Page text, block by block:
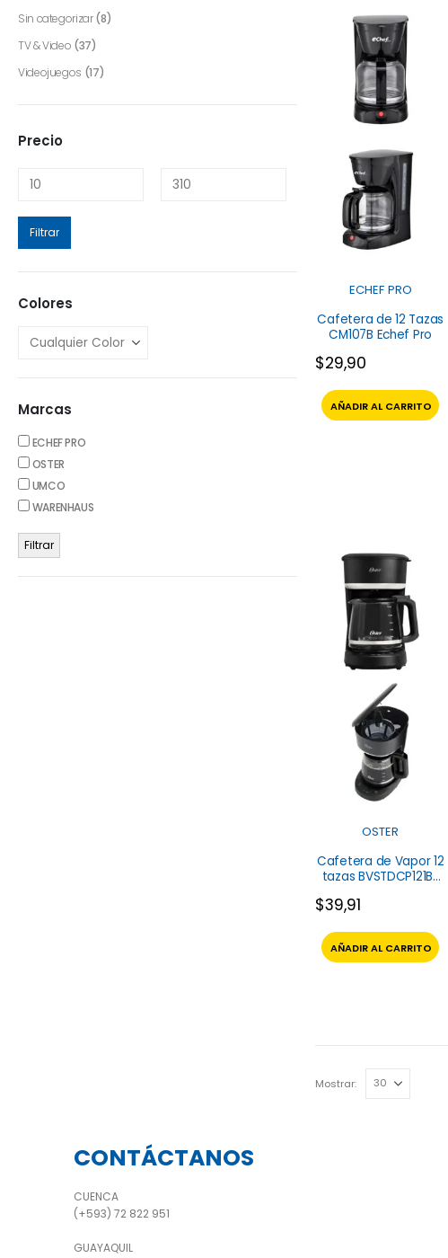
ECHEF PRO
Cafetera de 12 Tazas
CM107B Echef Pro
$29,90
AÑADIR AL CARRITO
OSTER
Cafetera de Vapor 12
tazas BVSTDCP121B-
$39,91
AÑADIR AL CARRITO
Mostrar:
Sin categorizar(8)
TV & Video (37)
Videojuegos (17)
Precio
Filtrar
Colores
Marcas
ECHEF PRO
OSTER
UMCO
WARENHAUS
Filtrar
CONTÁCTANOS
CUENCA
(+593) 72 822 951
GUAYAQUIL